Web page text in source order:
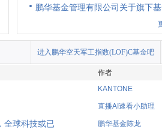
鹏华基金管理有限公司关于旗下
进入鹏华空天军工指数(LOF)C基金吧
作者
KANTONE
直播AI速看小助理
全球科技或已 鹏华基金陈龙